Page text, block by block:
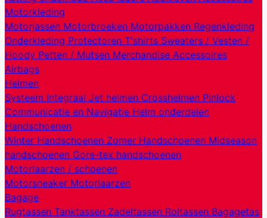
Motorkleding
Motorjassen Motorbroeken Motorpakken Regenkleding
Onderkleding Protectoren T'shirts Sweaters / Vesten /
Hoody Petten / Mutsen Merchandise Accessoires
Airbags
Helmen
Systeem Integraal Jet helmen Crosshelmen Pinlock
Communicatie en Navigatie Helm onderdelen
Handschoenen
Winter Handschoenen Zomer Handschoenen Midseason
handschoenen Gore-tex handschoenen
Motorlaarzen / schoenen
Motorsneaker Motorlaarzen
Bagage
Rugtassen Tanktassen Zadeltassen Roltassen Bagagetas